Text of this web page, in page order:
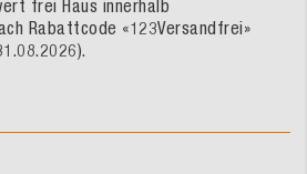
frei Haus innerhalb
Rabattcode «123Versandfrei»